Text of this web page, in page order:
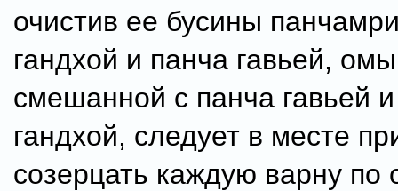
очистив ее бусины
гандхой и панча гавьей,
смешанной с панча гавьей
гандхой, следует в месте
созерцать каждую варну по